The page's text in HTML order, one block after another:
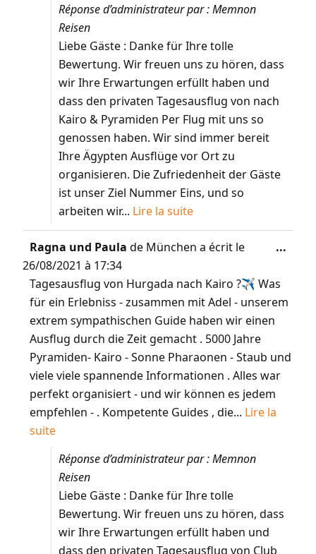
Réponse d’administrateur par : Memnon
Reisen
Liebe Gäste : Danke für Ihre tolle
Bewertung. Wir freuen uns zu hören, dass
wir Ihre Erwartungen erfüllt haben und
dass den privaten Tagesausflug von nach
Kairo & Pyramiden Per Flug mit uns so
genossen haben. Wir sind immer bereit
Ihre Ägypten Ausflüge vor Ort zu
organisieren. Die Zufriedenheit der Gäste
ist unser Ziel Nummer Eins, und so
arbeiten wir... Lire la suite
Ragna und Paulade München a écrit le
26/08/2021 à 17:34
Tagesausflug von Hurgada nach Kairo ?✈️ Was
für ein Erlebniss - zusammen mit Adel - unserem
extrem sympathischen Guide haben wir einen
Ausflug durch die Zeit gemacht . 5000 Jahre
Pyramiden- Kairo - Sonne Pharaonen - Staub und
viele viele spannende Informationen . Alles war
perfekt organisiert - und wir können es jedem
empfehlen - . Kompetente Guides , die... Lire la
suite
Réponse d’administrateur par : Memnon
Reisen
Liebe Gäste : Danke für Ihre tolle
Bewertung. Wir freuen uns zu hören, dass
wir Ihre Erwartungen erfüllt haben und
dass den privaten Tagesausflug von Club
...